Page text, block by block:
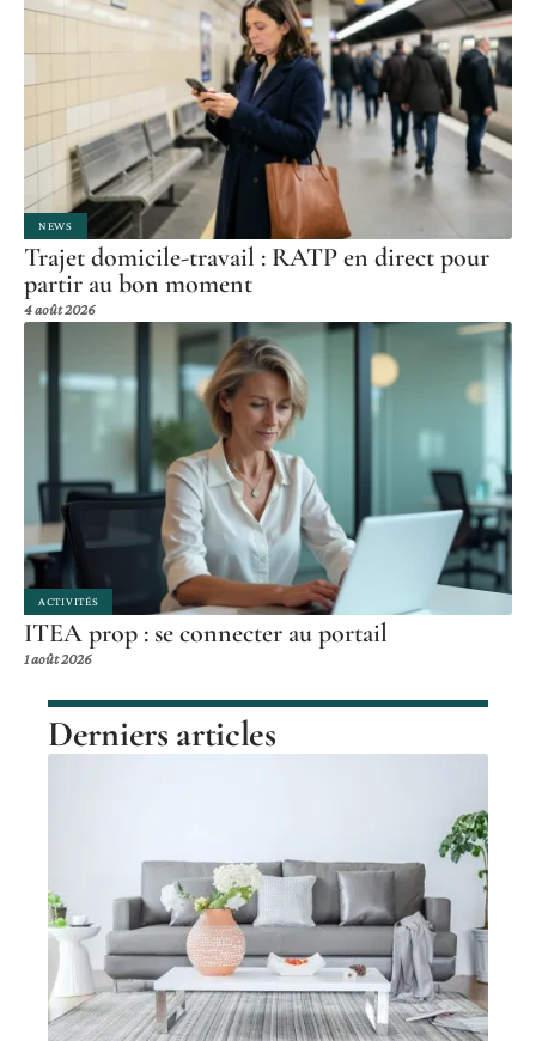
NEWS
Trajet domicile-travail : RATP en direct pour
partir au bon moment
4 août 2026
ACTIVITÉS
ITEA prop : se connecter au portail
1 août 2026
Derniers articles